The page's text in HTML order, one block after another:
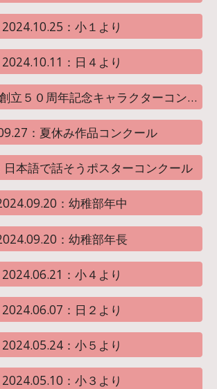
2024.10.25：小１より
2024.10.11：日４より
2024.10.04：創立５０周年記念キャラクターコンテスト結果発表
：夏休み作品コンクール
本語で話そうポスターコンクール
：幼稚部年中
：幼稚部年長
2024.06.21：小４より
2024.06.07：日２より
2024.05.24：小５より
2024.05.10：小３より